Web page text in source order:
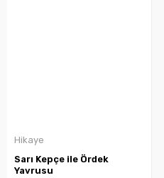
Hikaye
Sarı Kepçe ile Ördek
Yavrusu